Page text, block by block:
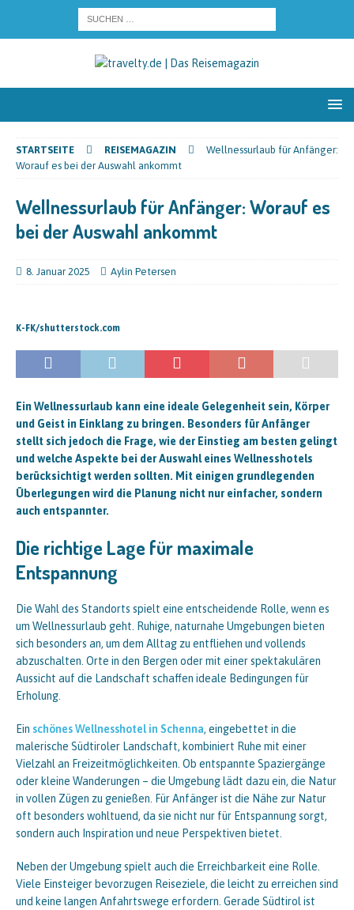
STARTSEITE REISEMAGAZIN
Wellnessurlaub für Anfänger:
Worauf es bei der Auswahl ankommt
Wellnessurlaub für Anfänger: Worauf es
bei der Auswahl ankommt
8. Januar 2025 Aylin Petersen
K-FK/shutterstock.com
Ein Wellnessurlaub kann eine ideale Gelegenheit sein, Körper
und Geist in Einklang zu bringen. Besonders für Anfänger
stellt sich jedoch die Frage, wie der Einstieg am besten gelingt
und welche Aspekte bei der Auswahl eines Wellnesshotels
berücksichtigt werden sollten. Mit einigen grundlegenden
Überlegungen wird die Planung nicht nur einfacher, sondern
auch entspannter.
Die richtige Lage für maximale
Entspannung
Die Wahl des Standorts spielt eine entscheidende Rolle, wenn es
um Wellnessurlaub geht. Ruhige, naturnahe Umgebungen bieten
sich besonders an, um dem Alltag zu entfliehen und vollends
abzuschalten. Orte in den Bergen oder mit einer spektakulären
Aussicht auf die Landschaft schaffen ideale Bedingungen für
Erholung.
Ein schönes Wellnesshotel in Schenna, eingebettet in die
malerische Südtiroler Landschaft, kombiniert Ruhe mit einer
Vielzahl an Freizeitmöglichkeiten. Ob entspannte Spaziergänge
oder kleine Wanderungen – die Umgebung lädt dazu ein, die Natur
in vollen Zügen zu genießen. Für Anfänger ist die Nähe zur Natur
oft besonders wohltuend, da sie nicht nur für Entspannung sorgt,
sondern auch Inspiration und neue Perspektiven bietet.
Neben der Umgebung spielt auch die Erreichbarkeit eine Rolle.
Viele Einsteiger bevorzugen Reiseziele, die leicht zu erreichen sind
und keine langen Anfahrtswege erfordern. Gerade Südtirol ist